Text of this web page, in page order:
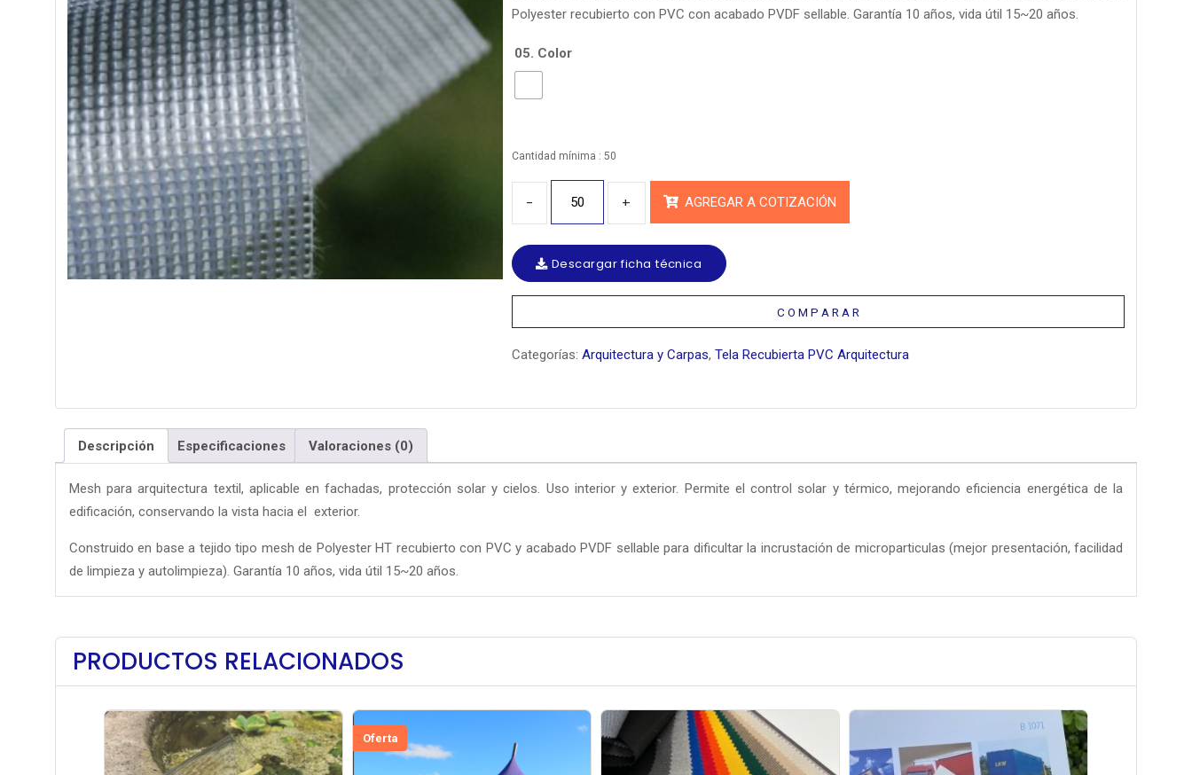
Polyester recubierto con PVC con acabado PVDF sellable. Garantía 10 años, vida útil 15~20 años.
05. Color
Cantidad mínima : 50
AGREGAR A COTIZACIÓN
Descargar ficha técnica
C O M P A R A R
Categorías: Arquitectura y Carpas, Tela Recubierta PVC Arquitectura
Descripción Especificaciones Valoraciones (0)
Mesh para arquitectura textil, aplicable en fachadas, protección solar y cielos. Uso interior y exterior. Permite el control solar y térmico, mejorando eficiencia energética de la
edificación, conservando la vista hacia el exterior.
Construido en base a tejido tipo mesh de Polyester HT recubierto con PVC y acabado PVDF sellable para dificultar la incrustación de microparticulas (mejor presentación, facilidad
de limpieza y autolimpieza). Garantía 10 años, vida útil 15~20 años.
PRODUCTOS RELACIONADOS
Oferta